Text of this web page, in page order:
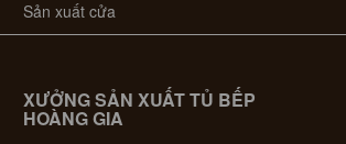
Sản xuất cửa
XƯỞNG SẢN XUẤT TỦ BẾP
HOÀNG GIA